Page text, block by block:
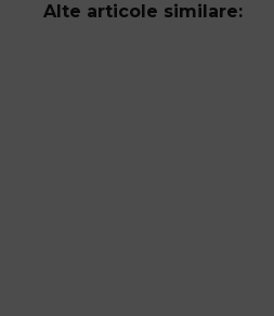
Alte articole similare: